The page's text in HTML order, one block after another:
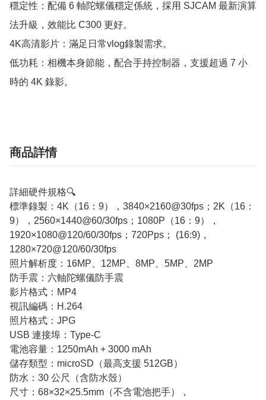
穩定性：配備 6 軸陀螺儀穩定係統，採用 SJCAM 最新演算
法升級，效能比 C300 更好。
4K高清影片：滿足日常vlog錄製需求。
低功耗：相機本身節能，配合手持控制器，支援超過 7 小
時的 4K 錄影。
商品詳情
詳細硬件規格🔍
標準錄製：4K（16：9），3840×2160@30fps；2K（16：
9），2560×1440@60/30fps；1080P（16：9），
1920×1080@120/60/30fps；720Pps； (16:9)，
1280×720@120/60/30fps
照片解析度：16MP、12MP、8MP、5MP、2MP
防手震：六軸陀螺儀防手震
影片格式：MP4
視訊編碼：H.264
照片格式：JPG
USB 連接埠：Type-C
電池容量：1250mAh + 3000 mAh
儲存類型：microSD（最高支援 512GB）
防水：30 公尺（含防水殼）
尺寸：68×32×25.5mm（不含電池把手），